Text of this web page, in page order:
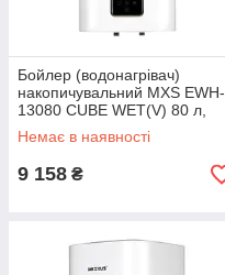
Бойлер (водонагрівач)
накопичувальний MXS EWH-
13080 CUBE WET(V) 80 л,
мокрий ТЕН 2.0 кВт
Немає в наявності
9 158 ₴